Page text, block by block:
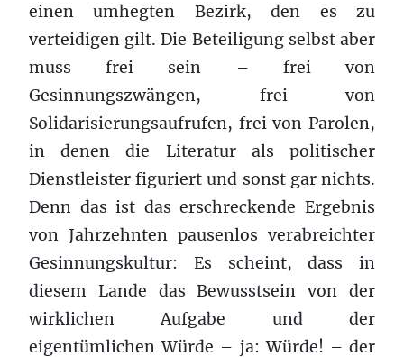
einen umhegten Bezirk, den es zu
verteidigen gilt. Die Beteiligung selbst aber
muss frei sein – frei von
Gesinnungszwängen, frei von
Solidarisierungsaufrufen, frei von Parolen,
in denen die Literatur als politischer
Dienstleister figuriert und sonst gar nichts.
Denn das ist das erschreckende Ergebnis
von Jahrzehnten pausenlos verabreichter
Gesinnungskultur: Es scheint, dass in
diesem Lande das Bewusstsein von der
wirklichen Aufgabe und der
eigentümlichen Würde – ja: Würde! – der